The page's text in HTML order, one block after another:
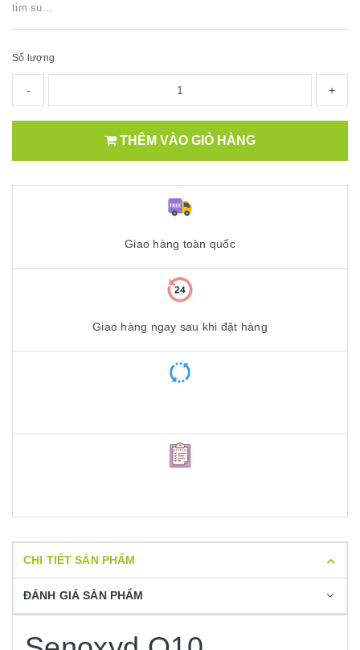
tim su...
Số lượng
- +
THÊM VÀO GIỎ HÀNG
Giao hàng toàn quốc
Giao hàng ngay sau khi đặt hàng
CHI TIẾT SẢN PHẨM
ĐÁNH GIÁ SẢN PHẨM